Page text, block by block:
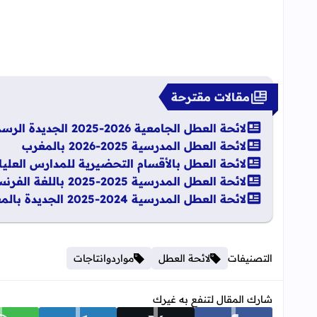
مقالات مقترحة
لائحة العطل الجامعية 2026-2025 الجديدة الرسمية بالمغرب
لائحة العطل المدرسية 2025-2026 بالمغرب
لائحة العطل بالأقسام التحضيرية للمدارس العليا 2025-
لائحة العطل المدرسية 2025-2025 باللغة الفرنسية واللغة العربية
لائحة العطل المدرسية 2024-2025 الجديدة بالمغرب
التصنيفات لائحة العطل مواردوانتاجات
شارك المقال لتنفع به غيرك